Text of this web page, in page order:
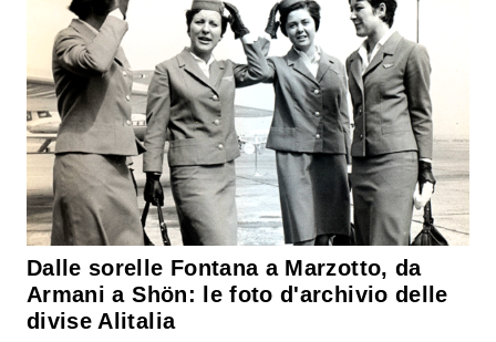
Dalle sorelle Fontana a Marzotto, da
Armani a Shön: le foto d'archivio delle
divise Alitalia